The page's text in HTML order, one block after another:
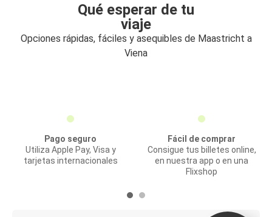
Qué esperar de tu
viaje
Opciones rápidas, fáciles y asequibles de Maastricht a
Viena
Pago seguro
Utiliza Apple Pay, Visa y
tarjetas internacionales
Fácil de comprar
Consigue tus billetes online,
en nuestra app o en una
Flixshop